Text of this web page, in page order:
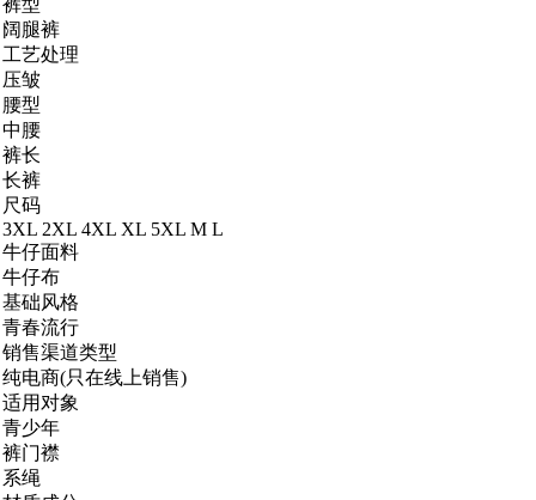
裤型
阔腿裤
工艺处理
压皱
腰型
中腰
裤长
长裤
尺码
3XL 2XL 4XL XL 5XL M L
牛仔面料
牛仔布
基础风格
青春流行
销售渠道类型
纯电商(只在线上销售)
适用对象
青少年
裤门襟
系绳